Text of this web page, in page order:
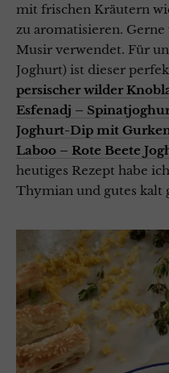
mit frischen Kräutern
zu aromatisieren.
Musir verwendet. Für
Joghurt) ist dieser
persischer wilder
Esfenadj –
Joghurt-Dip mit
Laboo – Rote Beete
heutiges Rezept habe
Thymian und gutes kalt